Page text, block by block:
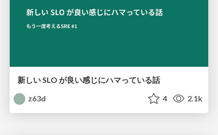
新しい SLO が良い感じにハマっている話
z63d
4 2.1k